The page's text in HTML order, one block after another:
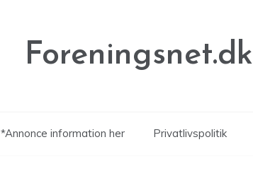
Foreningsnet.dk
*Annonce information her Privatlivspolitik